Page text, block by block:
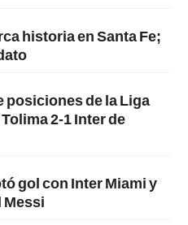
historia en Santa Fe;
posiciones de la Liga
2-1 Inter de
gol con Inter Miami y
Messi